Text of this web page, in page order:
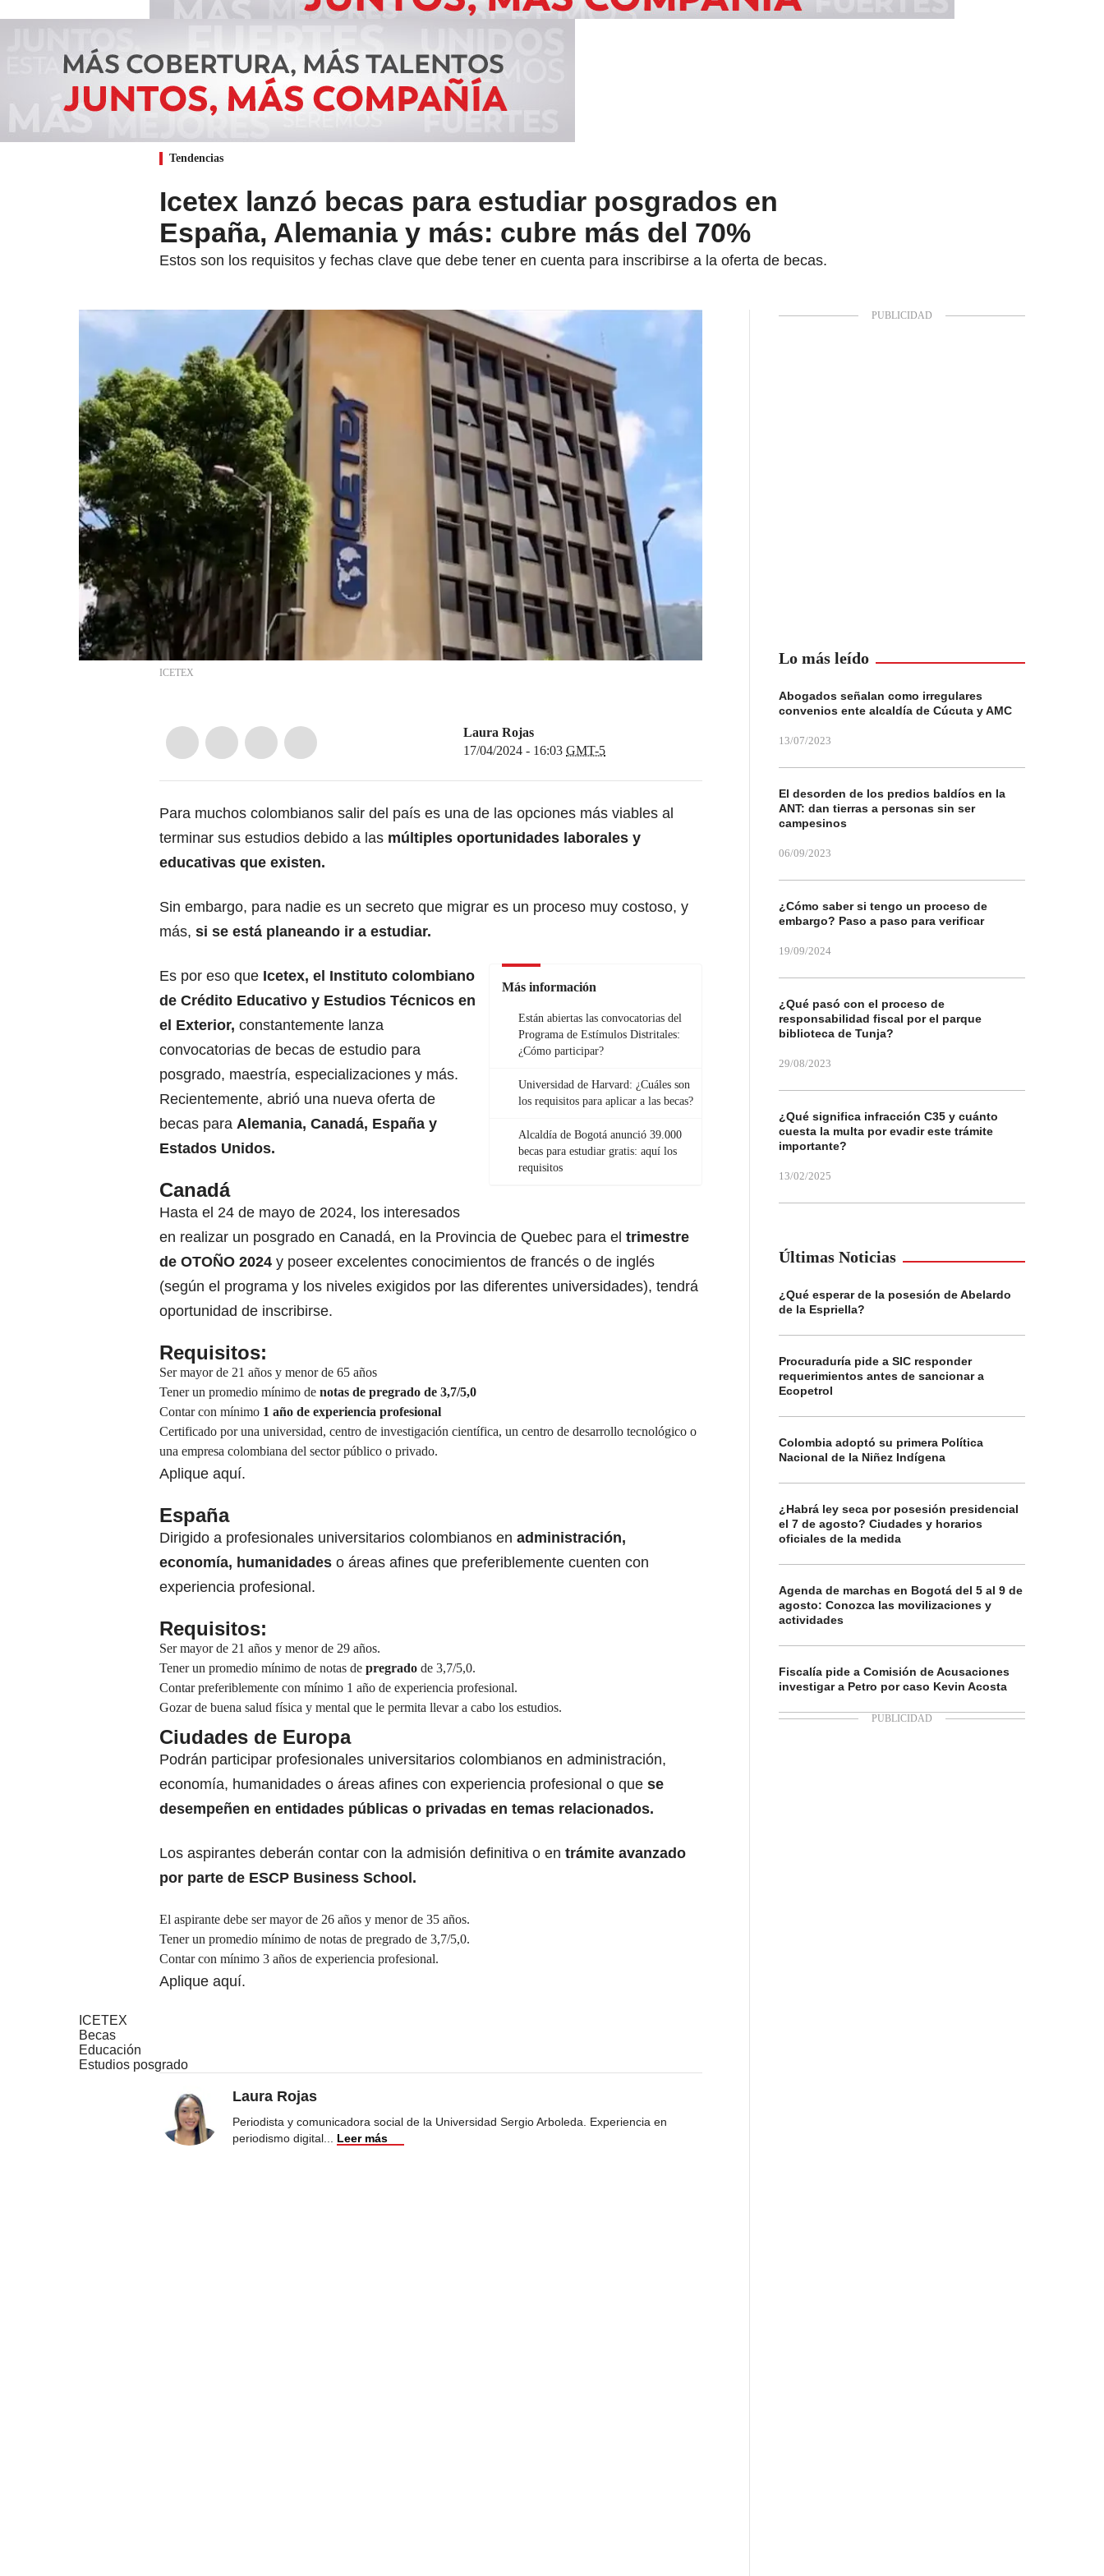
Tendencias
Icetex lanzó becas para estudiar posgrados en
España, Alemania y más: cubre más del 70%
Estos son los requisitos y fechas clave que debe tener en cuenta para inscribirse a la oferta de becas.
ICETEX
Laura Rojas
17/04/2024 - 16:03 GMT-5
Para muchos colombianos salir del país es una de las opciones más viables al
terminar sus estudios debido a las múltiples oportunidades laborales y
educativas que existen.
Sin embargo, para nadie es un secreto que migrar es un proceso muy costoso, y
más, si se está planeando ir a estudiar.
Más información
Están abiertas las convocatorias del
Programa de Estímulos Distritales:
¿Cómo participar?
Universidad de Harvard: ¿Cuáles son
los requisitos para aplicar a las becas?
Alcaldía de Bogotá anunció 39.000
becas para estudiar gratis: aquí los
requisitos
Es por eso que Icetex, el Instituto colombiano
de Crédito Educativo y Estudios Técnicos en
el Exterior, constantemente lanza
convocatorias de becas de estudio para
posgrado, maestría, especializaciones y más.
Recientemente, abrió una nueva oferta de
becas para Alemania, Canadá, España y
Estados Unidos.
Canadá
Hasta el 24 de mayo de 2024, los interesados
en realizar un posgrado en Canadá, en la Provincia de Quebec para el trimestre
de OTOÑO 2024 y poseer excelentes conocimientos de francés o de inglés
(según el programa y los niveles exigidos por las diferentes universidades), tendrá
oportunidad de inscribirse.
Requisitos:
Ser mayor de 21 años y menor de 65 años
Tener un promedio mínimo de notas de pregrado de 3,7/5,0
Contar con mínimo 1 año de experiencia profesional
Certificado por una universidad, centro de investigación científica, un centro de desarrollo tecnológico o
una empresa colombiana del sector público o privado.
Aplique aquí.
España
Dirigido a profesionales universitarios colombianos en administración,
economía, humanidades o áreas afines que preferiblemente cuenten con
experiencia profesional.
Requisitos:
Ser mayor de 21 años y menor de 29 años.
Tener un promedio mínimo de notas de pregrado de 3,7/5,0.
Contar preferiblemente con mínimo 1 año de experiencia profesional.
Gozar de buena salud física y mental que le permita llevar a cabo los estudios.
Ciudades de Europa
Podrán participar profesionales universitarios colombianos en administración,
economía, humanidades o áreas afines con experiencia profesional o que se
desempeñen en entidades públicas o privadas en temas relacionados.
Los aspirantes deberán contar con la admisión definitiva o en trámite avanzado
por parte de ESCP Business School.
El aspirante debe ser mayor de 26 años y menor de 35 años.
Tener un promedio mínimo de notas de pregrado de 3,7/5,0.
Contar con mínimo 3 años de experiencia profesional.
Aplique aquí.
ICETEX
Becas
Educación
Estudios posgrado
Laura Rojas
Periodista y comunicadora social de la Universidad Sergio Arboleda. Experiencia en
periodismo digital
Leer más
Lo más leído
Abogados señalan como irregulares
convenios ente alcaldía de Cúcuta y AMC
13/07/2023
El desorden de los predios baldíos en la
ANT: dan tierras a personas sin ser
campesinos
06/09/2023
¿Cómo saber si tengo un proceso de
embargo? Paso a paso para verificar
19/09/2024
¿Qué pasó con el proceso de
responsabilidad fiscal por el parque
biblioteca de Tunja?
29/08/2023
¿Qué significa infracción C35 y cuánto
cuesta la multa por evadir este trámite
importante?
13/02/2025
Últimas Noticias
¿Qué esperar de la posesión de Abelardo
de la Espriella?
Procuraduría pide a SIC responder
requerimientos antes de sancionar a
Ecopetrol
Colombia adoptó su primera Política
Nacional de la Niñez Indígena
¿Habrá ley seca por posesión presidencial
el 7 de agosto? Ciudades y horarios
oficiales de la medida
Agenda de marchas en Bogotá del 5 al 9 de
agosto: Conozca las movilizaciones y
actividades
Fiscalía pide a Comisión de Acusaciones
investigar a Petro por caso Kevin Acosta